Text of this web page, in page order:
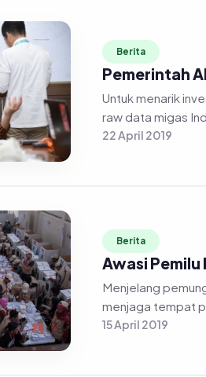
Berita
Pemerintah
Untuk menarik
raw data migas
22 April 2019
Berita
Awasi Pemilu
Menjelang
menjaga tempat
15 April 2019